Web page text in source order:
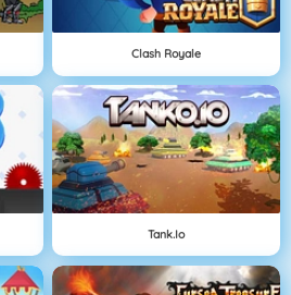
Clash Royale
Tank.io